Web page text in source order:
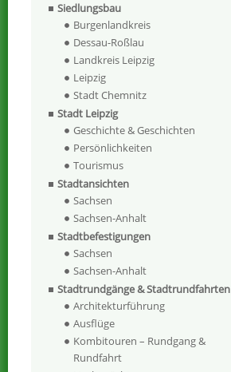
Siedlungsbau
Burgenlandkreis
Dessau-Roßlau
Landkreis Leipzig
Leipzig
Stadt Chemnitz
Stadt Leipzig
Geschichte & Geschichten
Persönlichkeiten
Tourismus
Stadtansichten
Sachsen
Sachsen-Anhalt
Stadtbefestigungen
Sachsen
Sachsen-Anhalt
Stadtrundgänge & Stadtrundfahrten
Architekturführung
Ausflüge
Kombitouren – Rundgang &
Rundfahrt